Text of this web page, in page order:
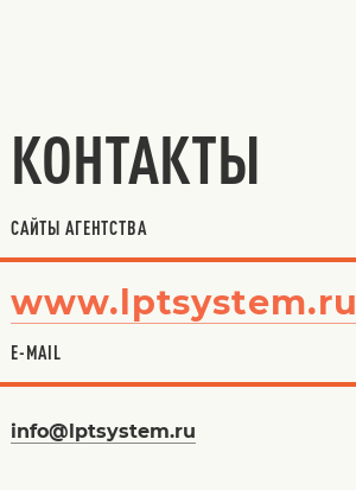
КОНТАКТЫ
САЙТЫ АГЕНТСТВА
www.lptsystem.ru
E-MAIL
info@lptsystem.ru